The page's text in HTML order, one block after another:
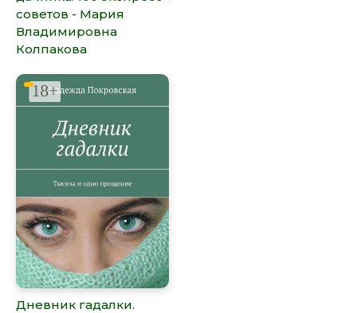
советов - Мария
Владимировна
Колпакова
Дневник гадалки.